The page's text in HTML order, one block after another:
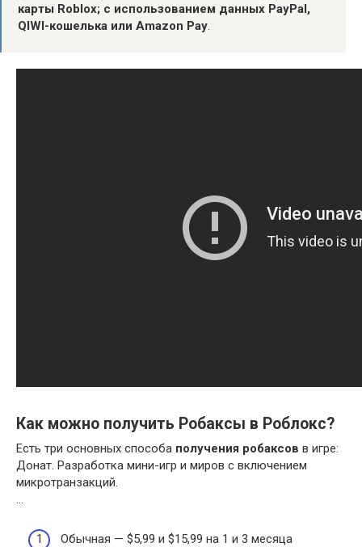
карты Roblox; с использованием данных PayPal,
QIWI-кошелька или Amazon Pay.
Как можно получить Робаксы в Роблокс?
Есть три основных способа получения робаксов в игре:
Донат. Разработка мини-игр и миров с включением
микротранзакций.
…
Обычная — $5,99 и $15,99 на 1 и 3 месяца